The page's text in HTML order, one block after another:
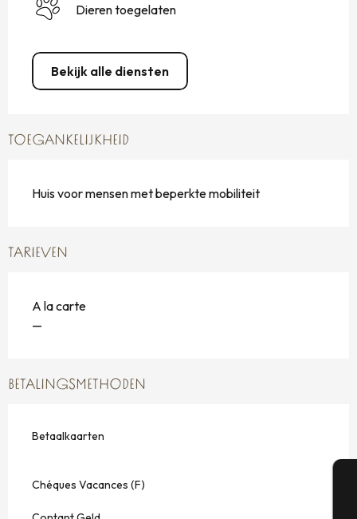
Dieren toegelaten
Bekijk alle diensten
TOEGANKELIJKHEID
Huis voor mensen met beperkte mobiliteit
TARIEVEN
A la carte
—
BETALINGSMETHODEN
Betaalkaarten
Chéques Vacances (F)